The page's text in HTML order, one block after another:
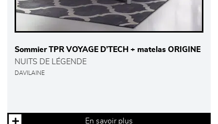
Sommier TPR VOYAGE D’TECH + matelas ORIGINE
NUITS DE LÉGENDE
DAVILAINE
En savoir plus